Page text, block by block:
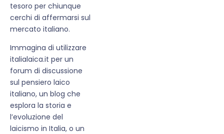
tesoro per chiunque
cerchi di affermarsi sul
mercato italiano.
Immagina di utilizzare
italialaica.it per un
forum di discussione
sul pensiero laico
italiano, un blog che
esplora la storia e
l’evoluzione del
laicismo in Italia, o un